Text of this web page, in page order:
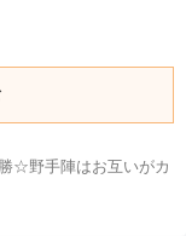
☆野手陣はお互いがカ